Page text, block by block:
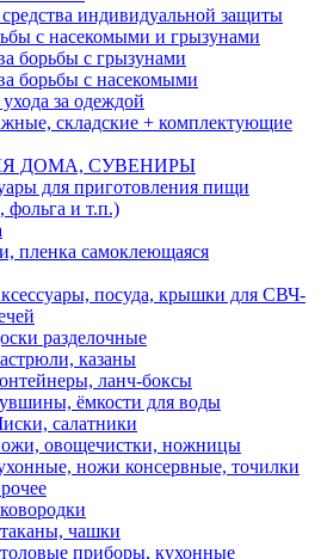
индивидуальной защиты
с насекомыми и грызунами
борьбы с грызунами
борьбы с насекомыми
за одеждой
складские + комплектующие
ДОМА, СУВЕНИРЫ
для приготовления пищи
фольга и т.п.)
пленка самоклеющаяся
посуда, крышки для СВЧ-
разделочные
казаны
ланч-боксы
ёмкости для воды
салатники
овощечистки, ножницы
ножи консервные, точилки
чашки
приборы, кухонные